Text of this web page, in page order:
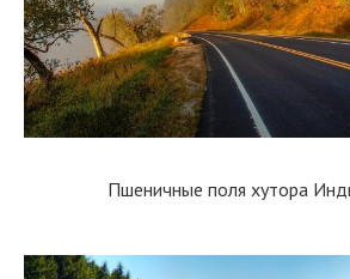
Пшеничные поля хутора